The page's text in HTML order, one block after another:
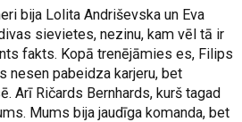
bija Lolita Andriševska un Eva
sievietes, nezinu, kam vēl tā ir
fakts. Kopā trenējāmies es, Filips
nesen pabeidza karjeru, bet
Arī Ričards Bernhards, kurš tagad
Mums bija jaudīga komanda, bet